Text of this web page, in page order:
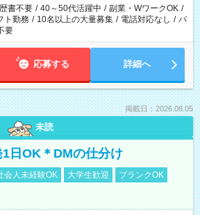
書不要 / 40～50代活躍中 / 副業・WワークOK /
ト勤務 / 10名以上の大量募集 / 電話対応なし / パ
要
応募する 詳細へ
掲載日：2026.08.05
未読
日OK＊DMの仕分け
会人未経験OK 大学生歓迎
ブランクOK